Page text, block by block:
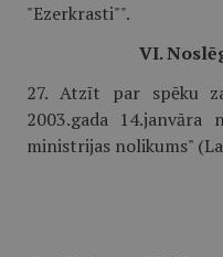
"Ezerkrasti"".
VI.
27. Atzīt par spēku
2003.gada 14.janvāra
ministrijas nolikums"